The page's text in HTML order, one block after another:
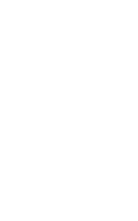
Obserwuj